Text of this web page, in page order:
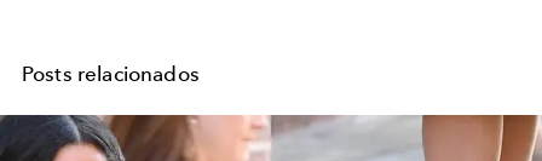
Posts relacionados